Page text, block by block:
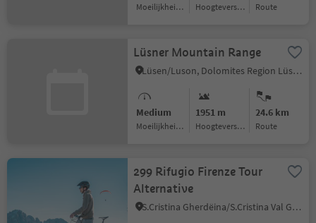
Moeilijkheidsgraad Hoogteverschil Route
Lüsner Mountain Range
Lüsen/Luson, Dolomites Region Lüsen Villnöss
Medium
Moeilijkheidsgraad
1951 m
Hoogteverschil
24.6 km
Route
299 Rifugio Firenze Tour
Alternative
S.Cristina Gherdëina/S.Cristina Val Gardena/S.Cristina Gherdëina/St.Christina in Gröden, S.Crestina Gherdëina/Santa Cristina Val Gardana, Dolomites Region Val Gardena